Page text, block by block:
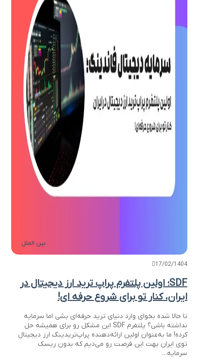
بین الملل
17/02/1404
SDF؛ اولین پلتفرم پراپ ترید ارز دیجیتال در
ایران، کنار تو برای شروع حرفه ای!
تا حالا شده بخوای وارد دنیای ترید حرفه‌ای بشی اما سرمایه
نداشته باشی؟ پلتفرم SDF این مشکل رو برای همیشه حل
کرده! ما به‌عنوان اولین ارائه‌دهنده پراپ‌تریدینگ ارز دیجیتال
توی ایران بهت این فرصت رو می‌دیم که بدون ریسک
سرمایه…